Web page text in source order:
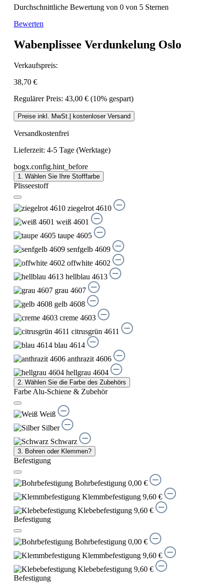
Durchschnittliche Bewertung von 0 von 5 Sternen
Bewerten
Wabenplissee Verdunkelung Oslo
Verkaufspreis:
38,70 €
Regulärer Preis: 43,00 € (10% gespart)
Preise inkl. MwSt.| kostenloser Versand
Versandkostenfrei
Lieferzeit: 4-5 Tage (Werktage)
bogx.config.hint_before
1. Wählen Sie Ihre Stofffarbe
Plisseestoff
ziegelrot 4610
weiß 4601
taupe 4605
senfgelb 4609
offwhite 4602
hellblau 4613
grau 4607
gelb 4608
creme 4603
citrusgrün 4611
blau 4614
anthrazit 4606
hellgrau 4604
2. Wählen Sie die Farbe des Zubehörs
Farbe Alu-Schiene & Zubehör
Weiß
Silber
Schwarz
3. Bohren oder Klemmen?
Befestigung
Bohrbefestigung 0,00 €
Klemmbefestigung 9,60 €
Klebebefestigung 9,60 €
Befestigung
Bohrbefestigung 0,00 €
Klemmbefestigung 9,60 €
Klebebefestigung 9,60 €
Befestigung